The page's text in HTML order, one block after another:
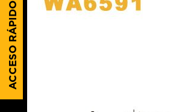
ACCESO RÁPIDO